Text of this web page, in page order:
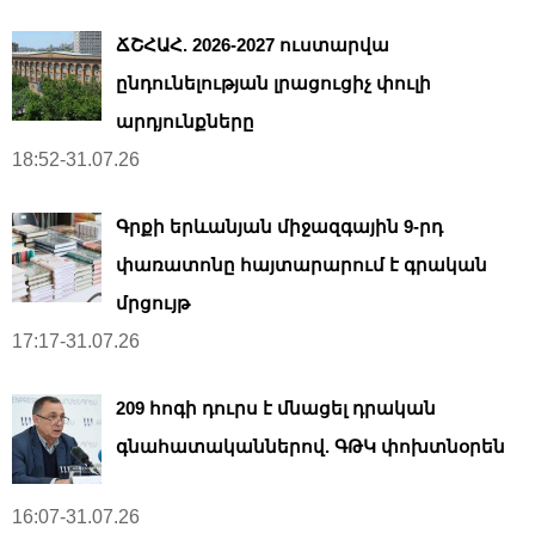
ՃՇՀԱՀ. 2026-2027 ուստարվա
ընդունելության լրացուցիչ փուլի
արդյունքները
18:52-31.07.26
Գրքի երևանյան միջազգային 9-րդ
փառատոնը հայտարարում է գրական
մրցույթ
17:17-31.07.26
209 հոգի դուրս է մնացել դրական
գնահատականներով. ԳԹԿ փոխտնօրեն
16:07-31.07.26